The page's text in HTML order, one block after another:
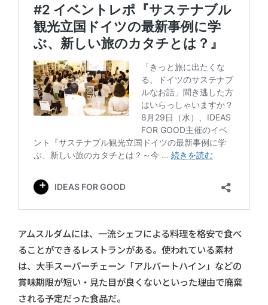
アムスルダムには、一流シェフによる料理を格安で食べ
ることができるレストランがある。使われている素材
は、大手スーパーチェーン「アルバートハイン」などの
賞味期限が短い・見た目が良くないといった理由で廃棄
される予定だった食品だ。